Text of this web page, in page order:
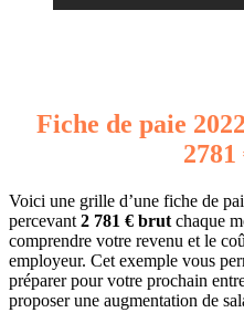
Fiche de paie
Voici une grille d’une fiche de
percevant 2 781 € brut chaque
comprendre votre revenu et le
employeur. Cet exemple vous
préparer pour votre prochain
proposer une augmentation de